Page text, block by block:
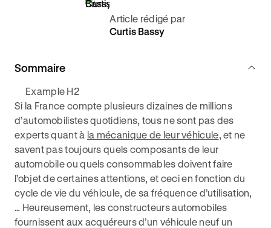
Article rédigé par
Curtis Bassy
Sommaire
Example H2
Si la France compte plusieurs dizaines de millions
d’automobilistes quotidiens, tous ne sont pas des
experts quant à la mécanique de leur véhicule, et ne
savent pas toujours quels composants de leur
automobile ou quels consommables doivent faire
l’objet de certaines attentions, et ceci en fonction du
cycle de vie du véhicule, de sa fréquence d’utilisation,
… Heureusement, les constructeurs automobiles
fournissent aux acquéreurs d’un véhicule neuf un